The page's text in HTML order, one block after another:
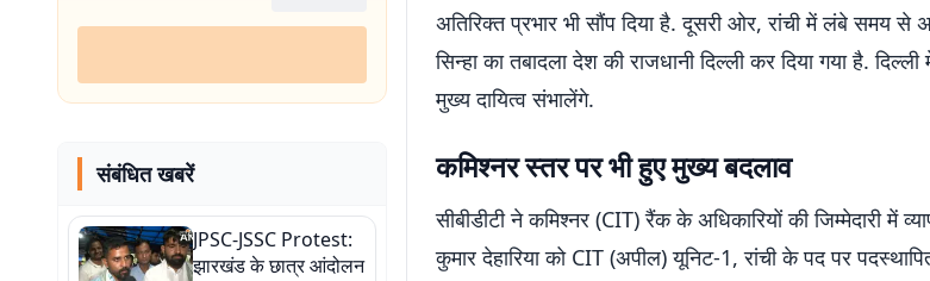
संबंधित खबरें
JPSC-JSSC Protest:
झारखंड के छात्र आंदोलन
अतिरिक्त प्रभार भी सौंप दिया है. दूसरी ओर, रांची में लंबे समय से
सिन्हा का तबादला देश की राजधानी दिल्ली कर दिया गया है.
मुख्य दायित्व संभालेंगे.
कमिश्नर स्तर पर भी हुए मुख्य बदलाव
सीबीडीटी ने कमिश्नर (CIT) रैंक के अधिकारियों की जिम्मेदारी में
कुमार देहारिया को CIT (अपील) यूनिट-1, रांची के पद पर